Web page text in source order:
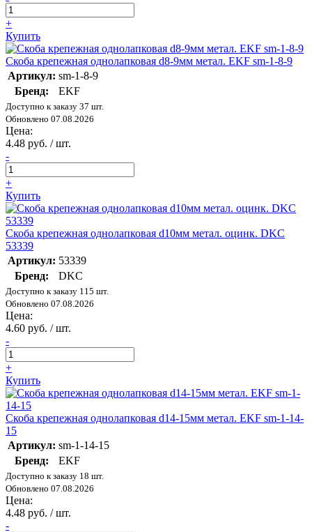
+
Купить
Скоба крепежная однолапковая d8-9мм метал. EKF sm-1-8-9
Артикул: sm-1-8-9
Бренд:
EKF
Доступно к заказу 37 шт.
Обновлено 07.08.2026
Цена:
4.48 руб. / шт.
-
+
Купить
Скоба крепежная однолапковая d10мм метал. оцинк. DKC
53339
Артикул: 53339
Бренд:
DKC
Доступно к заказу 115 шт.
Обновлено 07.08.2026
Цена:
4.60 руб. / шт.
-
+
Купить
Скоба крепежная однолапковая d14-15мм метал. EKF sm-1-14-
15
Артикул: sm-1-14-15
Бренд:
EKF
Доступно к заказу 18 шт.
Обновлено 07.08.2026
Цена:
4.48 руб. / шт.
-